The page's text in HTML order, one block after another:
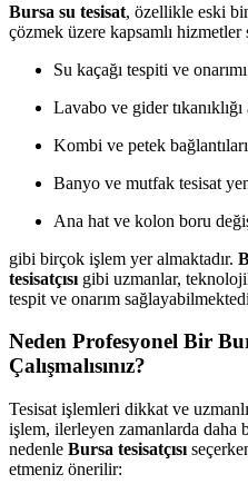
Bursa su tesisat, özellikle eski
çözmek üzere kapsamlı hizmetler
Su kaçağı tespiti ve onarımı
Lavabo ve gider tıkanıklığı
Kombi ve petek bağlantıları
Banyo ve mutfak tesisat
Ana hat ve kolon boru
gibi birçok işlem yer almaktadır.
tesisatçısı gibi uzmanlar,
tespit ve onarım
Neden Profesyonel Bir
Çalışmalısınız?
Tesisat işlemleri dikkat ve
işlem, ilerleyen zamanlarda
nedenle Bursa tesisatçısı
etmeniz önerilir: